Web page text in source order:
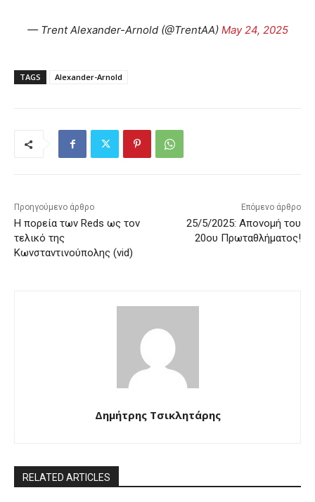
— Trent Alexander-Arnold (@TrentAA) May 24, 2025
TAGS Alexander-Arnold
Προηγούμενο άρθρο
Η πορεία των Reds ως τον
τελικό της
Κωνσταντινούπολης (vid)
Επόμενο άρθρο
25/5/2025: Απονομή του
20ου Πρωταθλήματος!
Δημήτρης Τσικλητάρης
RELATED ARTICLES